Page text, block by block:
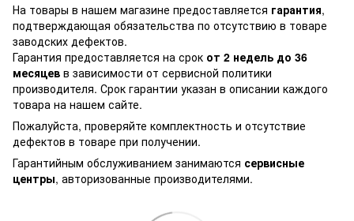
На товары в нашем магазине предоставляется гарантия,
подтверждающая обязательства по отсутствию в товаре
заводских дефектов.
Гарантия предоставляется на срок от 2 недель до 36
месяцев в зависимости от сервисной политики
производителя. Срок гарантии указан в описании каждого
товара на нашем сайте.
Пожалуйста, проверяйте комплектность и отсутствие
дефектов в товаре при получении.
Гарантийным обслуживанием занимаются сервисные
центры, авторизованные производителями.